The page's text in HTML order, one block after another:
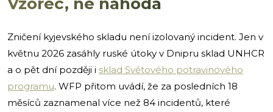
Zničení kyjevského skladu není izolovaný incident. Jen v
květnu 2026 zasáhly ruské útoky v Dnipru sklad UNHCR
a o pět dní později i sklad Světového potravinového
programu. WFP přitom uvádí, že za posledních 18
měsíců zaznamenal více než 84 incidentů, které